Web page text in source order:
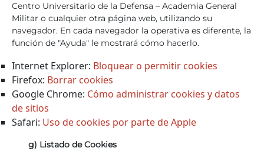
Centro Universitario de la Defensa – Academia General
Militar o cualquier otra página web, utilizando su
navegador. En cada navegador la operativa es diferente, la
función de "Ayuda" le mostrará cómo hacerlo.
Internet Explorer: Bloquear o permitir cookies
Firefox: Borrar cookies
Google Chrome: Cómo administrar cookies y datos
de sitios
Safari: Uso de cookies por parte de Apple
g) Listado de Cookies